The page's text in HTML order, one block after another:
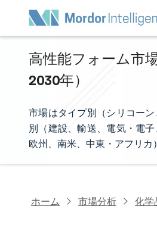
高性能フォーム市
2030年）
市場はタイプ別（シリコー
別（建設、輸送、電気・電
欧州、南米、中東・アフリカ
ホーム 市場分析 化学